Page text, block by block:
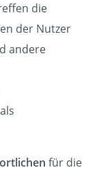
die
der Nutzer
andere
für die